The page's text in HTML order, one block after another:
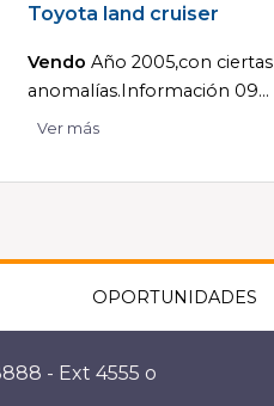
Toyota land cruiser
Vendo Año 2005,con ciertas
anomalías.Información 09...
Ver más
OPORTUNIDADES
- Ext 4555 o